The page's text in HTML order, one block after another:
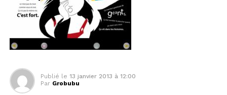
Publié le 13 janvier 2013 à 12:00
Par Grobubu